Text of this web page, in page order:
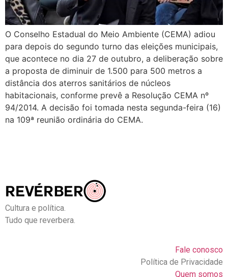
O Conselho Estadual do Meio Ambiente (CEMA) adiou
para depois do segundo turno das eleições municipais,
que acontece no dia 27 de outubro, a deliberação sobre
a proposta de diminuir de 1.500 para 500 metros a
distância dos aterros sanitários de núcleos
habitacionais, conforme prevê a Resolução CEMA nº
94/2014. A decisão foi tomada nesta segunda-feira (16)
na 109ª reunião ordinária do CEMA.
Cultura e política.
Tudo que reverbera.
Fale conosco
Política de Privacidade
Quem somos